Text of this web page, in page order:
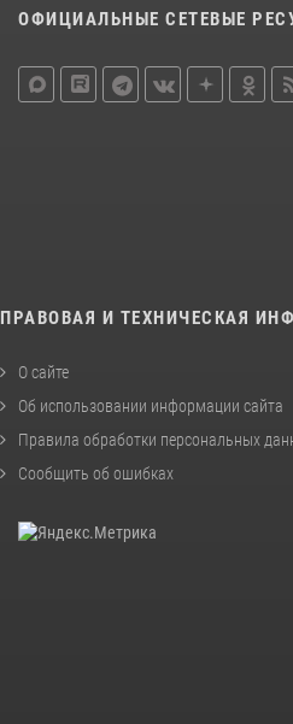
ОФИЦИАЛЬНЫЕ СЕТЕВЫЕ
ПРАВОВАЯ И ТЕХНИЧЕСКАЯ
О сайте
Об использовании информации сайта
Правила обработки персональных
Сообщить об ошибках